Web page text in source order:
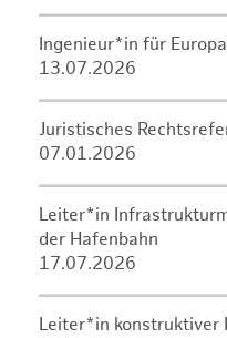
Ingenieur*in für
13.07.2026
Juristisches
07.01.2026
Leiter*in
der Hafenbahn
17.07.2026
Leiter*in konstruktiver